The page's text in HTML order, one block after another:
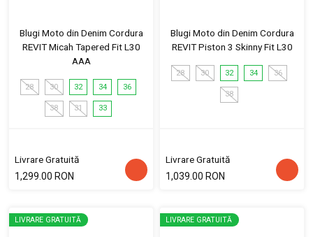
Blugi Moto din Denim Cordura
REVIT Micah Tapered Fit L30
AAA
28 30 32 34 36
38 31 33
Livrare Gratuită
1,299.00 RON
Blugi Moto din Denim Cordura
REVIT Piston 3 Skinny Fit L30
28 30 32 34 36
38
Livrare Gratuită
1,039.00 RON
LIVRARE GRATUITĂ LIVRARE GRATUITĂ